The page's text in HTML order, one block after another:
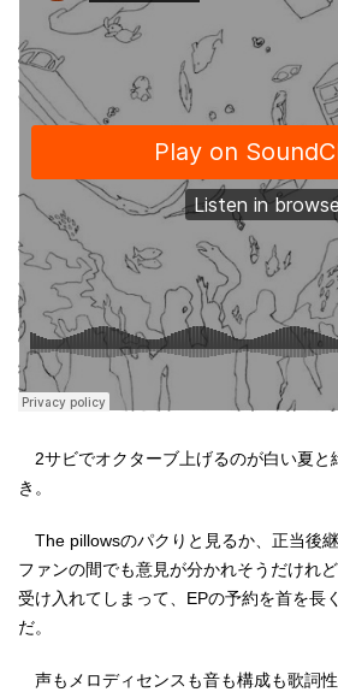
2サビでオクターブ上げるのが白い夏と
き。
The pillowsのパクりと見るか、正当後
ファンの間でも意見が分かれそうだけれ
受け入れてしまって、EPの予約を首を長
だ。
声もメロディセンスも音も構成も歌詞